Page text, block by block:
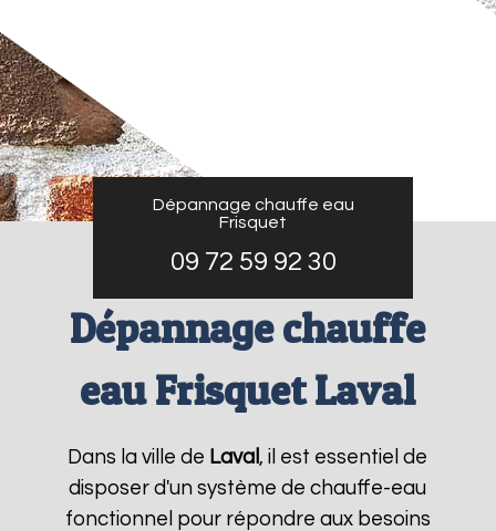
Dépannage chauffe eau
Frisquet
09 72 59 92 30
Dépannage chauffe
eau Frisquet Laval
Dans la ville de Laval, il est essentiel de
disposer d'un système de chauffe-eau
fonctionnel pour répondre aux besoins